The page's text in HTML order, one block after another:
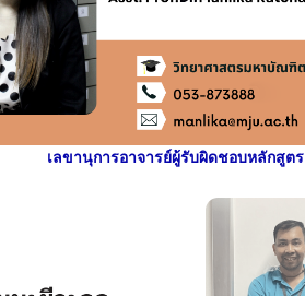
เลขานุการอาจารย์ผู้รับผิดชอบหลักสูตร